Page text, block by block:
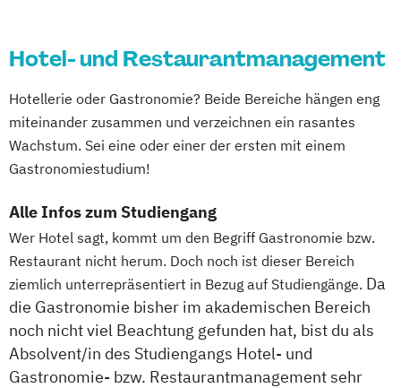
Hotel- und Restaurantmanagement
Hotellerie oder Gastronomie? Beide Bereiche hängen eng
miteinander zusammen und verzeichnen ein rasantes
Wachstum. Sei eine oder einer der ersten mit einem
Gastronomiestudium!
Alle Infos zum Studiengang
Wer Hotel sagt, kommt um den Begriff Gastronomie bzw.
Restaurant nicht herum. Doch noch ist dieser Bereich
ziemlich unterrepräsentiert in Bezug auf Studiengänge. Da
die Gastronomie bisher im akademischen Bereich
noch nicht viel Beachtung gefunden hat, bist du als
Absolvent/in des Studiengangs Hotel- und
Gastronomie- bzw. Restaurantmanagement sehr